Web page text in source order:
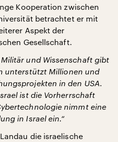
Kooperation zwischen
betrachtet er mit
Aspekt der
Gesellschaft.
und Wissenschaft gibt
unterstützt Millionen und
in den USA.
ist die Vorherrschaft
nimmt eine
in Israel ein.“
die israelische